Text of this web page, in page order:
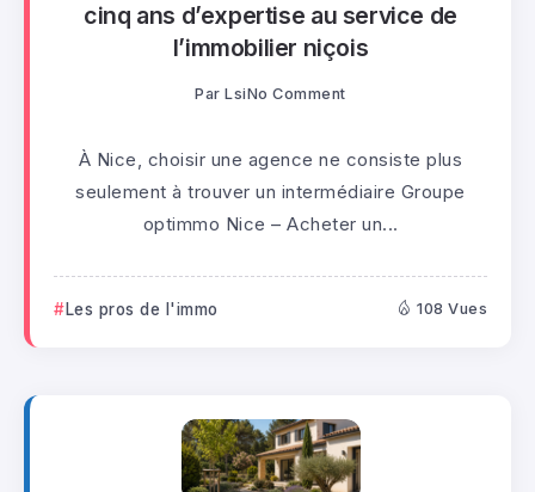
cinq ans d’expertise au service de
l’immobilier niçois
Par LsiNo Comment
À Nice, choisir une agence ne consiste plus
seulement à trouver un intermédiaire Groupe
optimmo Nice – Acheter un...
Les pros de l'immo 108 Vues